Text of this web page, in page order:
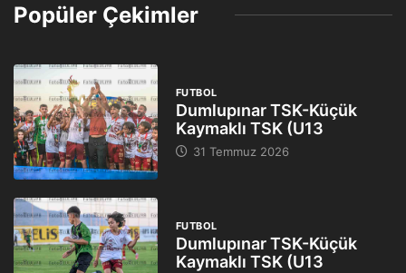
Popüler Çekimler
FUTBOL
Dumlupınar TSK-Küçük
Kaymaklı TSK (U13
31 Temmuz 2026
FUTBOL
Dumlupınar TSK-Küçük
Kaymaklı TSK (U13